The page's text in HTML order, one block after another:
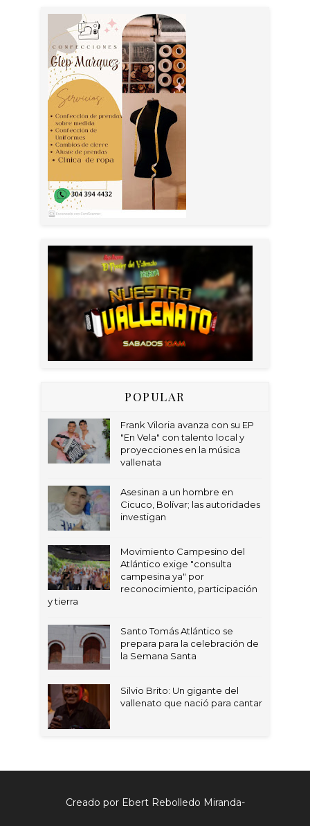
POPULAR
Frank Viloria avanza con su EP
"En Vela" con talento local y
proyecciones en la música
vallenata
Asesinan a un hombre en
Cicuco, Bolívar; las autoridades
investigan
Movimiento Campesino del
Atlántico exige "consulta
campesina ya" por
reconocimiento, participación
y tierra
Santo Tomás Atlántico se
prepara para la celebración de
la Semana Santa
Silvio Brito: Un gigante del
vallenato que nació para cantar
Creado por Ebert Rebolledo Miranda-